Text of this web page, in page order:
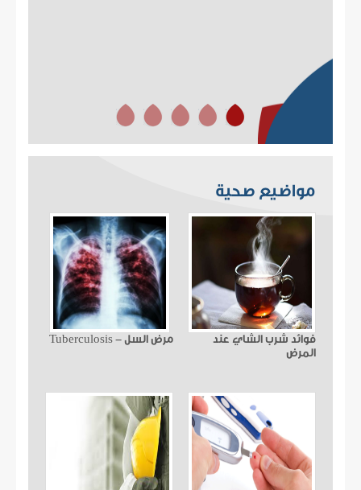
مواضيع صحية
فوائد شرب الشاي عند
المرض
مرض السل - Tuberculosis